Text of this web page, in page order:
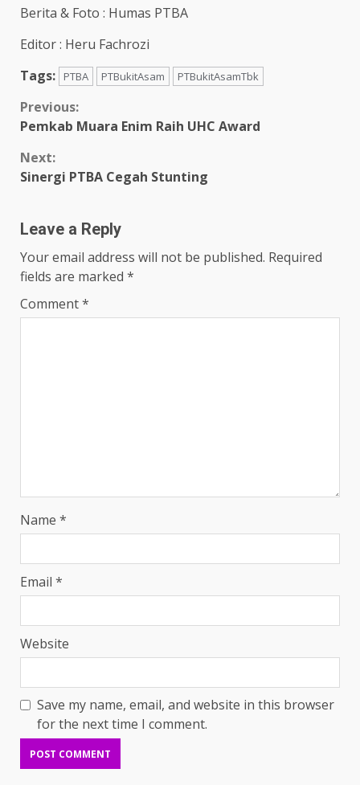
Berita & Foto : Humas PTBA
Editor : Heru Fachrozi
Tags:
PTBA PTBukitAsam PTBukitAsamTbk
Continue
Previous:
Pemkab Muara Enim Raih UHC Award
Next:
Sinergi PTBA Cegah Stunting
Leave a Reply
Your email address will not be published. Required
fields are marked *
Comment*
Name *
Email *
Website
Save my name, email, and website in this browser
for the next time I comment.